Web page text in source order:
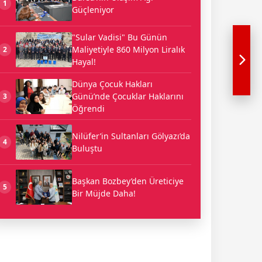
1
Güçleniyor
2
"Sular Vadisi" Bu Günün
Maliyetiyle 860 Milyon Liralık
Hayal!
3
Dünya Çocuk Hakları
Günü’nde Çocuklar Haklarını
Öğrendi
4
Nilüfer’in Sultanları Gölyazı’da
Buluştu
5
Başkan Bozbey’den Üreticiye
Bir Müjde Daha!